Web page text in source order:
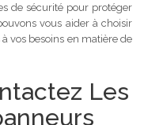
de sécurité pour protéger
vous aider à choisir
vos besoins en matière de
Les